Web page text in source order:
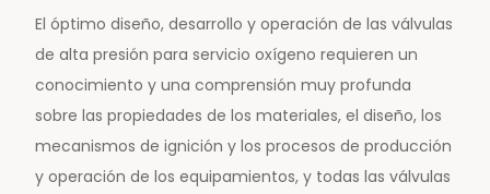
El óptimo diseño, desarrollo y operación de las válvulas
de alta presión para servicio oxígeno requieren un
conocimiento y una comprensión muy profunda
sobre las propiedades de los materiales, el diseño, los
mecanismos de ignición y los procesos de producción
y operación de los equipamientos, y todas las válvulas